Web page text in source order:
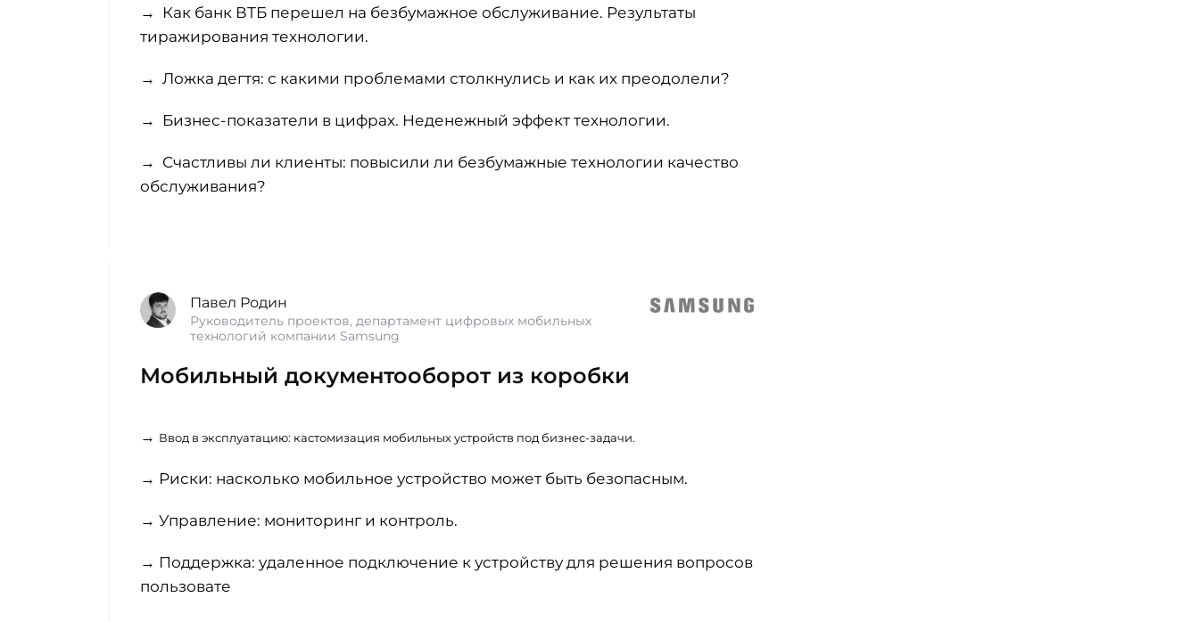
→ Как банк ВТБ перешел на безбумажное обслуживание. Результаты
тиражирования технологии.
→ Ложка дегтя: с какими проблемами столкнулись и как их преодолели?
→ Бизнес-показатели в цифрах. Неденежный эффект технологии.
→ Счастливы ли клиенты: повысили ли безбумажные технологии качество
обслуживания?
Павел Родин
Руководитель проектов, департамент цифровых мобильных
технологий компании Samsung
Мобильный документооборот из коробки
→ Ввод в эксплуатацию: кастомизация мобильных устройств под бизнес-задачи.
→ Риски: насколько мобильное устройство может быть безопасным.
→ Управление: мониторинг и контроль.
→ Поддержка: удаленное подключение к устройству для решения вопросов
пользовате